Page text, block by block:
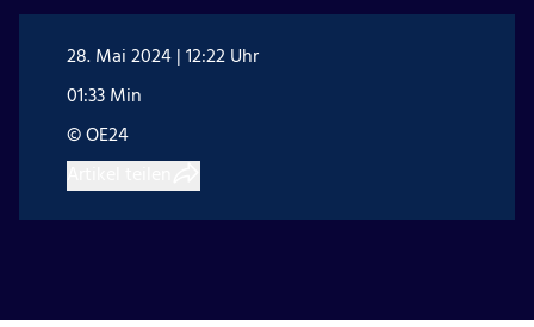
28. Mai 2024 | 12:22 Uhr
01:33 Min
© OE24